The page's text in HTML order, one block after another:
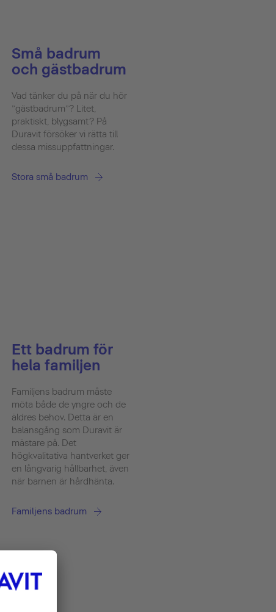
Små badrum
och gästbadrum
Vad tänker du på när du hör
”gästbadrum”? Litet,
praktiskt, blygsamt? På
Duravit försöker vi rätta till
dessa missuppfattningar.
Stora små badrum
Ett badrum för
hela familjen
Familjens badrum måste
möta både de yngre och de
äldres behov. Detta är en
balansgång som Duravit är
mästare på. Det
högkvalitativa hantverket ger
en långvarig hållbarhet, även
när barnen är hårdhänta.
Familjens badrum